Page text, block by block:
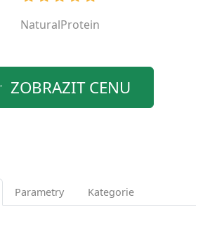
NaturalProtein
ZOBRAZIT CENU
Parametry Kategorie